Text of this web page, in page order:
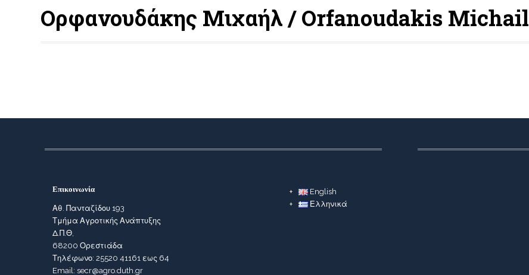
Ορφανουδάκης Μιχαήλ / Orfanoudakis Michail
Επικοινωνία
Αθ. Πανταζίδου 193
Τμήμα Αγροτικής Ανάπτυξης
Δ.Π.Θ,
68200 Ορεστιάδα
Τηλέφωνο: 25520 41161 εως 64
Email: secr@agro.duth.gr
English
Ελληνικά